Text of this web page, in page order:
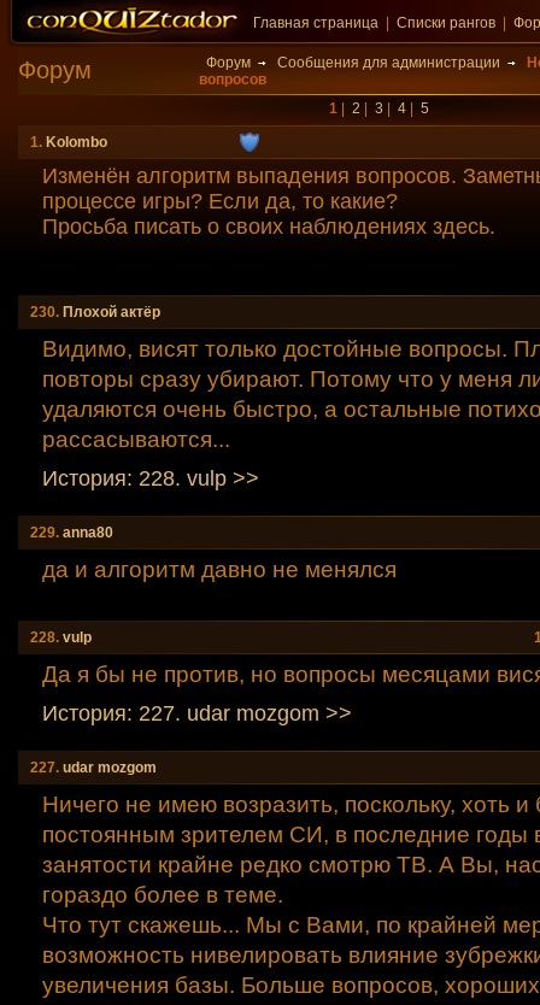
Главная страница Списки рангов
Форум Форум Сообщения для администрации
вопросов
1 |2 |3 |4 |5
1. Kolombo
Изменён алгоритм выпадения вопросов.
процессе игры? Если да, то какие?
Просьба писать о своих наблюдениях здесь.
230. Плохой актёр
Видимо, висят только достойные вопросы.
повторы сразу убирают. Потому что у меня
удаляются очень быстро, а остальные
рассасываются...
История: 228. vulp >>
229. anna80
да и алгоритм давно не менялся
228. vulp
Да я бы не против, но вопросы месяцами
История: 227. udar mozgom >>
227. udar mozgom
Ничего не имею возразить, поскольку, хоть
постоянным зрителем СИ, в последние годы
занятости крайне редко смотрю ТВ. А Вы,
гораздо более в теме.
Что тут скажешь... Мы с Вами, по крайней
возможность нивелировать влияние
увеличения базы. Больше вопросов,